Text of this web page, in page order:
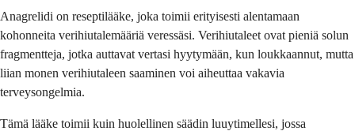
Anagrelidi on reseptilääke, joka toimii erityisesti alentamaan
kohonneita verihiutalemääriä veressäsi. Verihiutaleet ovat pieniä solun
fragmentteja, jotka auttavat vertasi hyytymään, kun loukkaannut, mutta
liian monen verihiutaleen saaminen voi aiheuttaa vakavia
terveysongelmia.
Tämä lääke toimii kuin huolellinen säädin luuytimellesi, jossa